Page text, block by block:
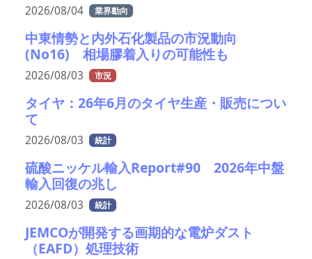
2026/08/04 業界動向
中東情勢と内外石化製品の市況動向
(No16) 相場膠着入りの可能性も
2026/08/03 市況
タイヤ：26年6月のタイヤ生産・販売につい
て
2026/08/03 統計
硫酸ニッケル輸入Report#90 2026年中盤
輸入回復の兆し
2026/08/03 統計
JEMCOが開発する画期的な電炉ダスト
（EAFD）処理技術